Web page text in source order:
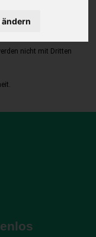
inklusive der
nicht mit Dritten